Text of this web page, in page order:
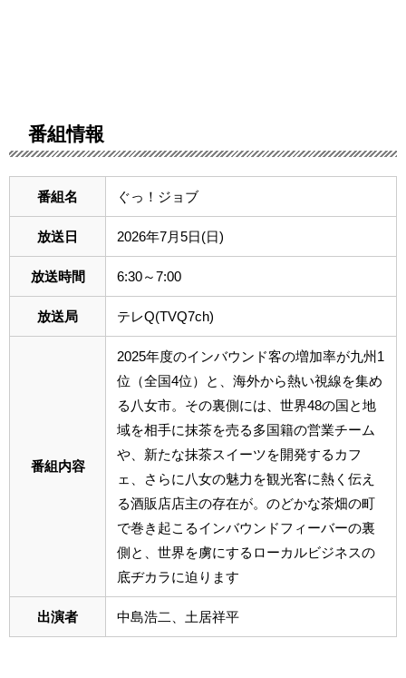
番組情報
番組名 ぐっ！ジョブ
放送日 2026年7月5日(日)
放送時間 6:30～7:00
放送局 テレQ(TVQ7ch)
番組内容
2025年度のインバウンド客の増加率が九州1
位（全国4位）と、海外から熱い視線を集め
る八女市。その裏側には、世界48の国と地
域を相手に抹茶を売る多国籍の営業チーム
や、新たな抹茶スイーツを開発するカフ
ェ、さらに八女の魅力を観光客に熱く伝え
る酒販店店主の存在が。のどかな茶畑の町
で巻き起こるインバウンドフィーバーの裏
側と、世界を虜にするローカルビジネスの
底ヂカラに迫ります
出演者 中島浩二、土居祥平